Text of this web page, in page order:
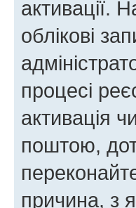
активації.
облікові
процесі
активація
поштою,
причина, з